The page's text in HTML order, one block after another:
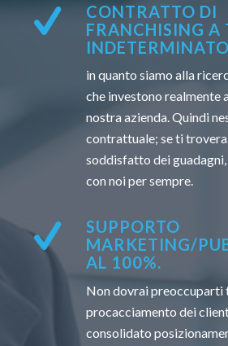
CONTRATTO DI
FRANCHISING A
in quanto siamo alla
che investono realmente
nostra azienda. Quindi
contrattuale; se ti
soddisfatto dei
con noi per sempre.
SUPPORTO
MARKETING/
AL 100%.
Non dovrai preoccuparti
procacciamento dei
consolidato